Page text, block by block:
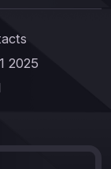
2025